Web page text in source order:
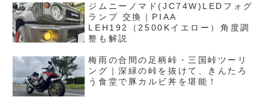
ジムニーノマド(JC74W)LEDフォグ
ランプ 交換｜PIAA
LEH192（2500Kイエロー）角度調
整も解説
梅雨の合間の足柄峠・三国峠ツーリ
ング｜深緑の峠を抜けて、きんたろ
う食堂で豚カルビ丼を堪能！